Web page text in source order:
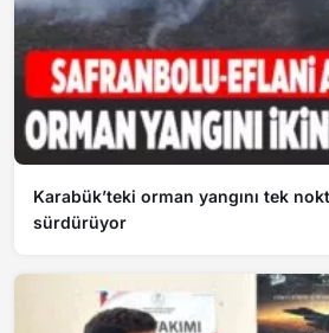
Karabük’teki orman yangını tek
sürdürüyor